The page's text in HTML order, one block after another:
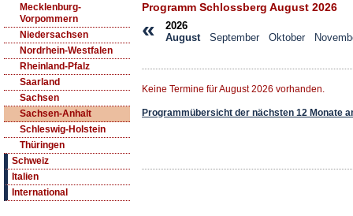
Mecklenburg-
Vorpommern
Niedersachsen
Nordrhein-Westfalen
Rheinland-Pfalz
Saarland
Sachsen
Sachsen-Anhalt
Schleswig-Holstein
Thüringen
Schweiz
Italien
International
Programm Schlossberg August 2026
«
2026
August
September Oktober
Keine Termine für August 2026 vorhanden.
Programmübersicht der nächsten 12 Monate